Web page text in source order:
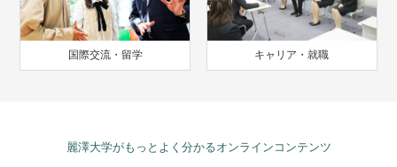
国際交流・留学 キャリア・就職
麗澤大学がもっとよく分かるオンラインコンテンツ